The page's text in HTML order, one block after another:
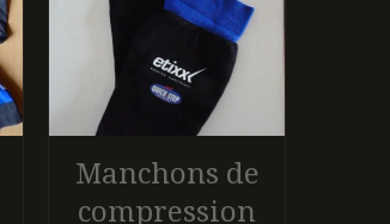
Manchons de
compression